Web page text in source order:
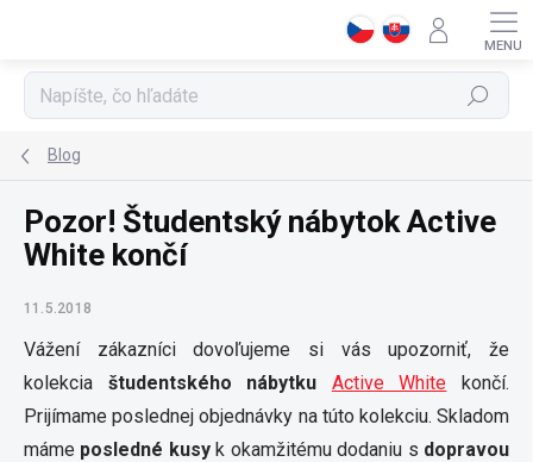
Hľadať
Blog
Pozor! Študentský nábytok Active
White končí
11.5.2018
Vážení zákazníci dovoľujeme si vás upozorniť, že
kolekcia študentského nábytku Active White končí.
Prijímame poslednej objednávky na túto kolekciu. Skladom
máme posledné kusyk okamžitému dodaniu s dopravou